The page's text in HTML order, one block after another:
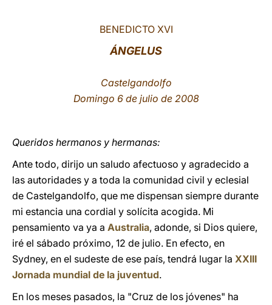
BENEDICTO XVI
ÁNGELUS
Castelgandolfo
Domingo 6 de julio de 2008
Queridos hermanos y hermanas:
Ante todo, dirijo un saludo afectuoso y agradecido a
las autoridades y a toda la comunidad civil y eclesial
de Castelgandolfo, que me dispensan siempre durante
mi estancia una cordial y solícita acogida. Mi
pensamiento va ya a Australia, adonde, si Dios quiere,
iré el sábado próximo, 12 de julio. En efecto, en
Sydney, en el sudeste de ese país, tendrá lugar la XXIII
Jornada mundial de la juventud.
En los meses pasados, la "Cruz de los jóvenes" ha